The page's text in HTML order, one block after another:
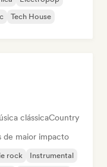
Tech House
clássicaCountry
de maior impacto
rock
Instrumental